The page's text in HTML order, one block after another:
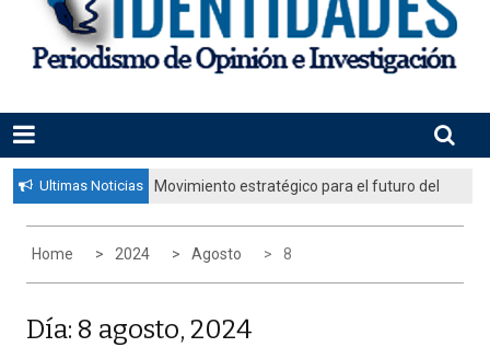
Ultimas Noticias
Movimiento estratégico para el futuro del
fortalecer la educación judía en la
diáspora”
Home 2024 Agosto 8
Día: 8 agosto, 2024